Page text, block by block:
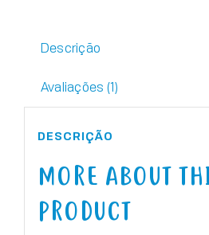
Descrição
Avaliações (1)
DESCRIÇÃO
MORE ABOUT
PRODUCT